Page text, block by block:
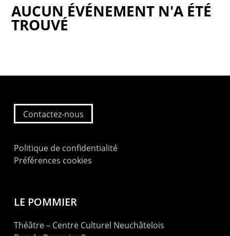
AUCUN ÉVÉNEMENT N'A ÉTÉ
TROUVÉ
Contactez-nous
Politique de confidentialité
Préférences cookies
LE POMMIER
Théâtre – Centre Culturel Neuchâtelois